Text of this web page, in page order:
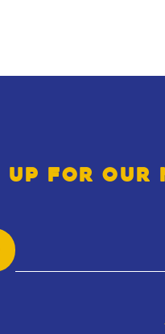
FOR OUR